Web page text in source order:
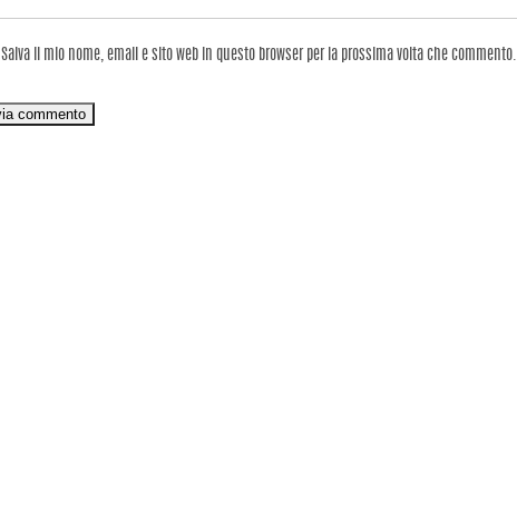
Salva il mio nome, email e sito web in questo browser per la prossima volta che commento.